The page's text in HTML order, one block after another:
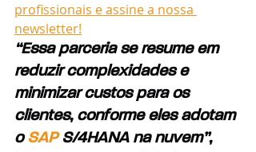
profissionais e assine a nossa
newsletter!
“Essa parceria se resume em
reduzir complexidades e
minimizar custos para os
clientes, conforme eles adotam
o SAP S/4HANA na nuvem”,